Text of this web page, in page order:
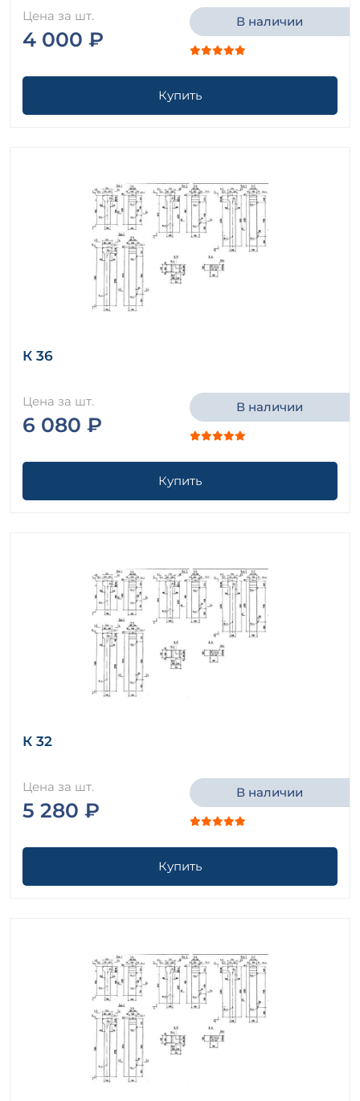
Цена за шт.
4 000 ₽
В наличии
Купить
К 36
Цена за шт.
6 080 ₽
В наличии
Купить
К 32
Цена за шт.
5 280 ₽
В наличии
Купить